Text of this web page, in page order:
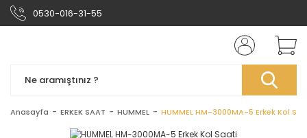
0530-016-31-55
Anasayfa ERKEK SAAT HUMMEL HUMMEL HM-3000MA-5 Erkek Kol